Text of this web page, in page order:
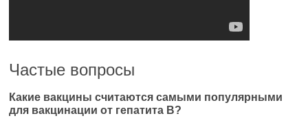
Частые вопросы
Какие вакцины считаются самыми популярными
для вакцинации от гепатита В?